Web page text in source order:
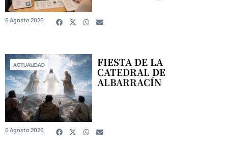
6 Agosto 2026
ACTUALIDAD FIESTA DE LA
CATEDRAL DE
ALBARRACÍN
6 Agosto 2026